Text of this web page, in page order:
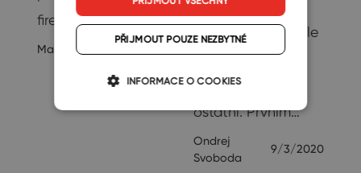
firemní identitě,…
Martin Štefko
lepších výsledků.
Díky čerstvé posile
navíc mohou být
produktivnější i
ostatní. Prvním…
Ondrej
Svoboda
9/3/2020
PŘIJMOUT POUZE NEZBYTNÉ
INFORMACE O COOKIES